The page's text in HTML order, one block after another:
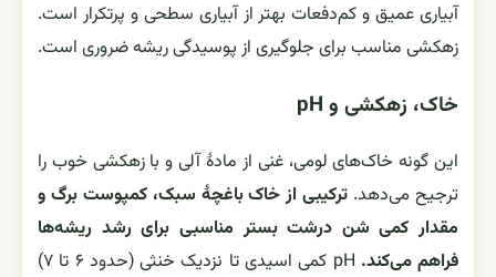
آبیاری عمیق و کم‌دفعات بهتر از آبیاری سطحی و پر‌تکرار است.
زهکشی مناسب برای جلوگیری از پوسیدگی ریشه ضروری است.
خاک، زهکشی و pH
این گونه خاک‌های لومی، غنی از مادهٔ آلی و با زهکشی خوب را
ترجیح می‌دهد. ترکیبی از خاک باغچهٔ سبک، کمپوست برگ و
مقدار کمی شن درشت بستر مناسبی برای رشد ریشه‌ها
فراهم می‌کند.
pH کمی اسیدی تا نزدیک خنثی (حدود ۶ تا ۷)